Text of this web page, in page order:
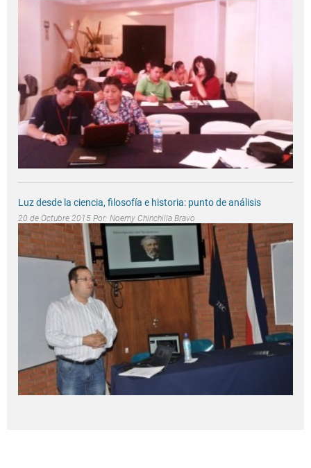
Luz desde la ciencia, filosofía e historia: punto de análisis
20 de Octubre 2015 Por: Noemy Chinchilla Bravo